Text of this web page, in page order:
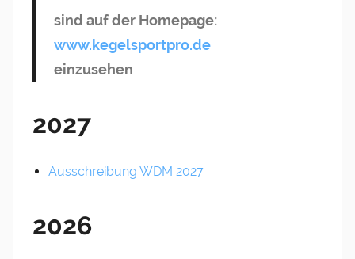
sind auf der Homepage:
www.kegelsportpro.de
einzusehen
2027
Ausschreibung WDM 2027
2026